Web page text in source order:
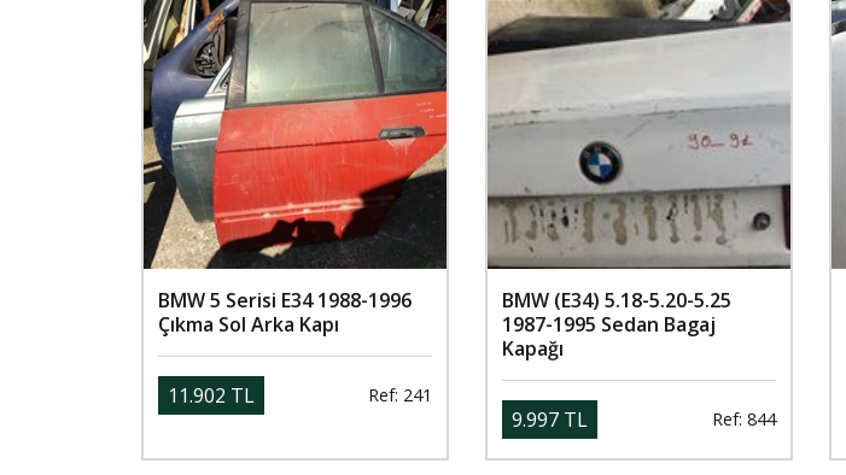
BMW 5 Serisi E34 1988-1996
Çıkma Sol Arka Kapı
11.902 TL Ref: 241
BMW (E34) 5.18-5.20-5.25
1987-1995 Sedan Bagaj
Kapağı
9.997 TL Ref: 844